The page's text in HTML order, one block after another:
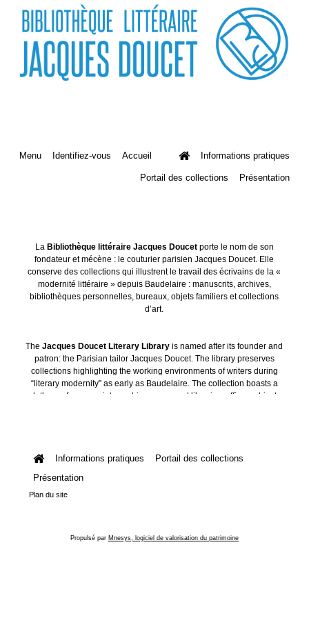
Menu Identifiez-vous Accueil Informations pratiques
Portail des collections Présentation
La Bibliothèque littéraire Jacques Doucetporte le nom de son
fondateur et mécène : le couturier parisien Jacques Doucet. Elle
conserve des collections qui illustrent le travail des écrivains de la «
modernité littéraire » depuis Baudelaire : manuscrits, archives,
bibliothèques personnelles, bureaux, objets familiers et collections
d’art.
TheJacques Doucet Literary Library is named after its founder and
patron: the Parisian tailor Jacques Doucet. The library preserves
collections highlighting the working environments of writers during
“literary modernity” as early as Baudelaire. The collection boasts a
plethora of manuscripts, archives, personal libraries, offices, objects
Informations pratiques
Portail des collections
Présentation
Plan du site
Propulsé par Mnesys, logiciel de valorisation du patrimoine